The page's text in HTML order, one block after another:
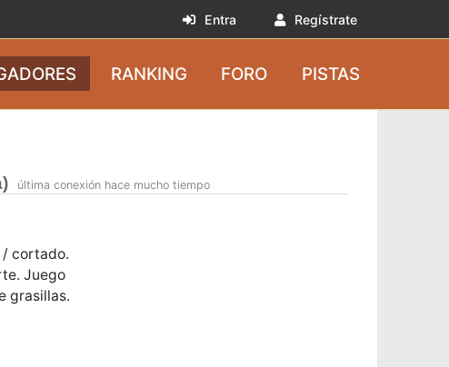
Entra Regístrate
RANKING FORO PISTAS
última conexión hace mucho tiempo
cortado.
Juego
grasillas.